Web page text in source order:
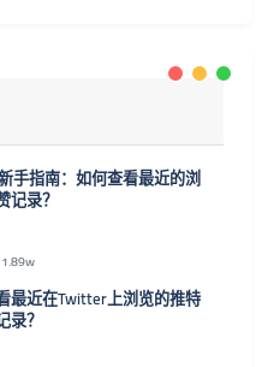
手指南：如何查看最近的浏
记录？
1.89w
最近在Twitter上浏览的推特
录？